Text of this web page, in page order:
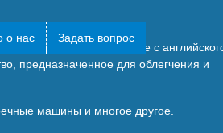
о нас Задать вопрос
В переводе с
предназначенное для облегчения и
машины и многое другое.